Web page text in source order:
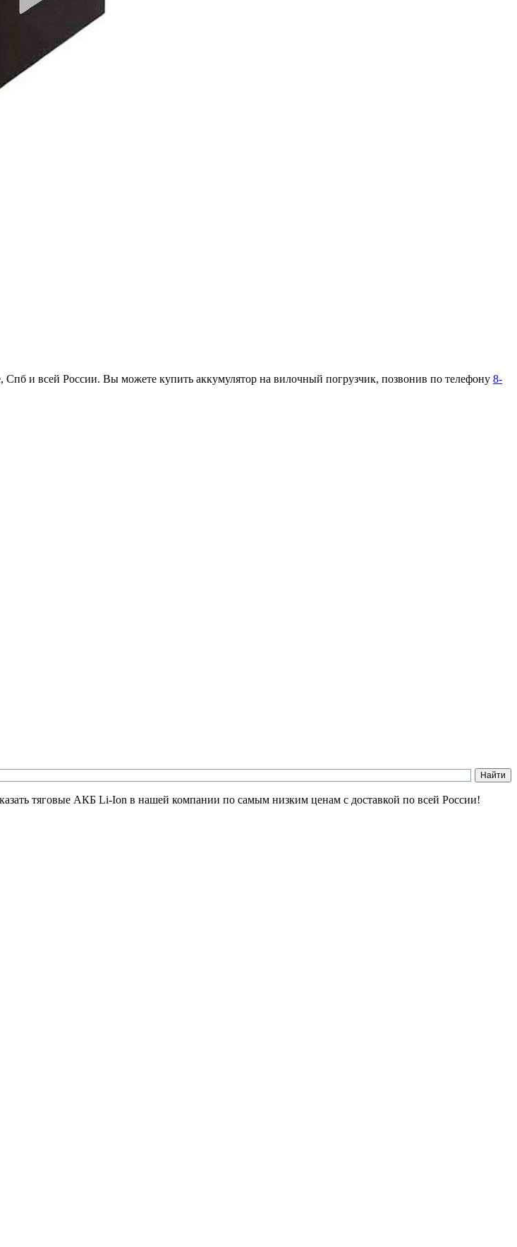
Спб и всей России. Вы можете купить аккумулятор на вилочный погрузчик, позвонив по телефону 8-
тяговые АКБ Li-Ion в нашей компании по самым низким ценам с доставкой по всей России!